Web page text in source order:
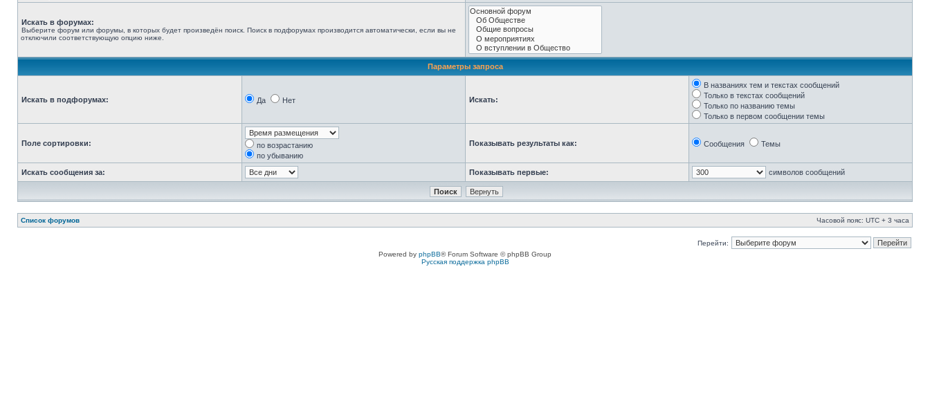
Искать в форумах:
Выберите форум или форумы, в которых будет произведён поиск. Поиск в подфорумах производится автоматически, если вы не
отключили соответствующую опцию ниже.
Параметры запроса
Искать в подфорумах: Да Нет Искать:
В названиях тем и текстах сообщений
Только в текстах сообщений
Только по названию темы
Только в первом сообщении темы
Поле сортировки:
по возрастанию
по убыванию
Показывать результаты как: Сообщения Темы
Искать сообщения за: Показывать первые: символов сообщений
Список форумов Часовой пояс: UTC + 3 часа
Перейти:
Powered by phpBB® Forum Software © phpBB Group
Русская поддержка phpBB